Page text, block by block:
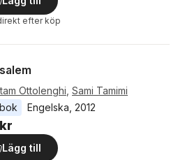
efter köp
Ottolenghi Sami Tamimi
Engelska 2012
Lägg till